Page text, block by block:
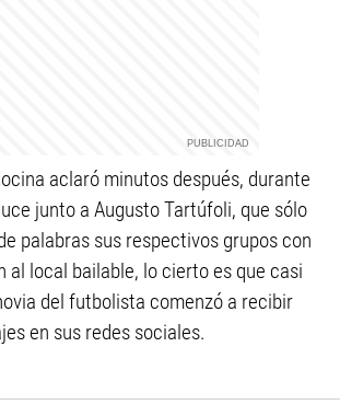
aclaró minutos después, durante
junto a Augusto Tartúfoli, que sólo
palabras sus respectivos grupos con
al local bailable, lo cierto es que casi
del futbolista comenzó a recibir
en sus redes sociales.